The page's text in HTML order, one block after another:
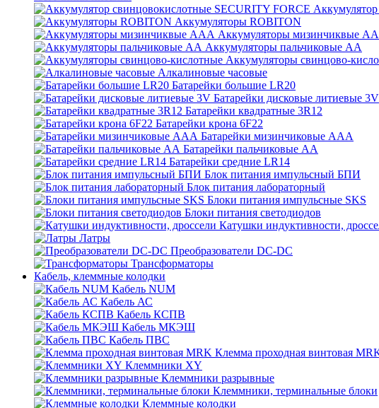
Аккумуляторы ROBITON
Аккумуляторы мизинчиквые
Аккумуляторы пальчиковые АА
Аккумуляторы свинцово-
Алкалиновые часовые
Батарейки большие LR20
Батарейки дисковые литиевые 3V
Батарейки квадратные 3R12
Батарейки крона 6F22
Батарейки мизинчиковые ААА
Батарейки пальчиковые АА
Батарейки средние LR14
Блок питания импульсный БПИ
Блок питания лабораторный
Блоки питания импульсные SKS
Блоки питания светодиодов
Катушки индуктивности,
Латры
Преобразователи DC-DC
Трансформаторы
Кабель, клеммные колодки
Кабель NUM
Кабель АС
Кабель КСПВ
Кабель МКЭШ
Кабель ПВС
Клемма проходная винтовая
Клеммники XY
Клеммники разрывные
Клеммники, терминальные блоки
Клеммные колодки